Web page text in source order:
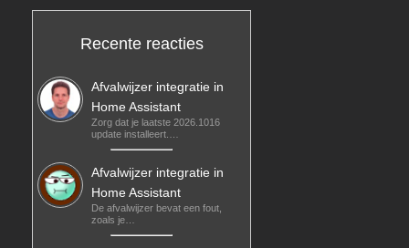
Recente reacties
Afvalwijzer integratie in
Home Assistant
Zorg dat je laatste 2026.1016
update installeert.…
Afvalwijzer integratie in
Home Assistant
De afvalwijzer bevat een fout,
zoals je…